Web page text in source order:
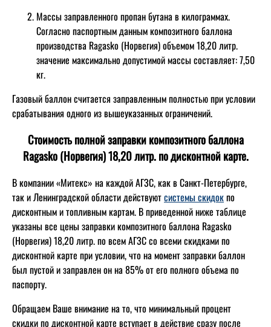
Массы заправленного пропан бутана в килограммах.
Согласно паспортным данным композитного баллона
производства Ragasko (Норвегия) объемом 18,20 литр.
значение максимально допустимой массы составляет: 7,50
кг.
Газовый баллон считается заправленным полностью при условии
срабатывания одного из вышеуказанных ограничений.
Стоимость полной заправки композитного баллона
Ragasko (Норвегия) 18,20 литр. по дисконтной карте.
В компании «Митекс» на каждой АГЗС, как в Санкт-Петербурге,
так и Ленинградской области действуютсистемы скидокпо
дисконтным и топливным картам. В приведенной ниже таблице
указаны все цены заправки композитного баллона Ragasko
(Норвегия) 18,20 литр. по всем АГЗС со всеми скидками по
дисконтной карте при условии, что на момент заправки баллон
был пустой и заправлен он на 85% от его полного объема по
паспорту.
Обращаем Ваше внимание на то, что минимальный процент
скидки по дисконтной карте вступает в действие сразу после